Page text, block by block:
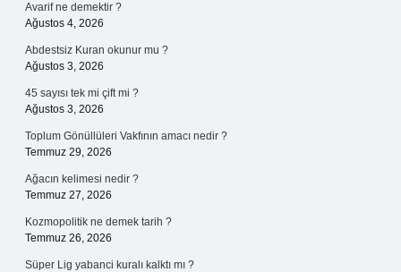
Avarif ne demektir ?
Ağustos 4, 2026
Abdestsiz Kuran okunur mu ?
Ağustos 3, 2026
45 sayısı tek mi çift mi ?
Ağustos 3, 2026
Toplum Gönüllüleri Vakfının amacı nedir ?
Temmuz 29, 2026
Ağacın kelimesi nedir ?
Temmuz 27, 2026
Kozmopolitik ne demek tarih ?
Temmuz 26, 2026
Süper Lig yabanci kuralı kalktı mı ?